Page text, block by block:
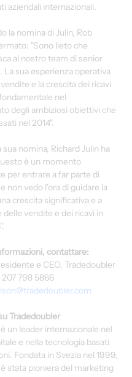
aziendali internazionali.
la nomina di Julin, Rob
"Sono lieto che
al nostro team di senior
La sua esperienza operativa
e la crescita dei ricavi
nel
degli ambiziosi obiettivi che
nel 2014".
sua nomina, Richard Julin ha
è un momento
per entrare a far parte di
non vedo l'ora di guidare la
crescita significativa e a
vendite e dei ricavi in
contattare:
e CEO, Tradedoubler
798 5866
Tradedoubler
un leader internazionale nel
e nella tecnologia basati
Fondata in Svezia nel 1999,
stata pioniera del marketing